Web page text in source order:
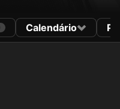
Calendário